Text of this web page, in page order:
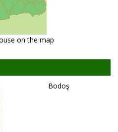
on the map
Bodoş